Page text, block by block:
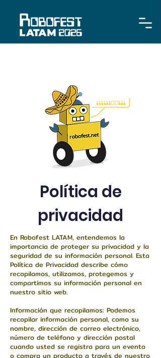
Política de
privacidad
En Robofest LATAM, entendemos la
importancia de proteger su privacidad y la
seguridad de su información personal. Esta
Política de Privacidad describe cómo
recopilamos, utilizamos, protegemos y
compartimos su información personal en
nuestro sitio web.
Información que recopilamos: Podemos
recopilar información personal, como su
nombre, dirección de correo electrónico,
número de teléfono y dirección postal
cuando usted se registra para un evento
o compra un producto a través de nuestro